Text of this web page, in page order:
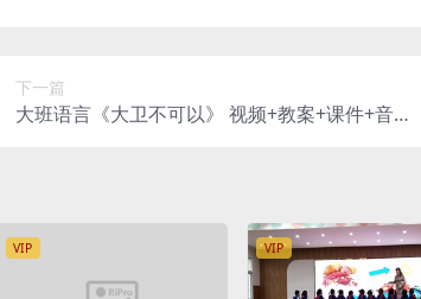
下一篇
大班语言《大卫不可以》 视频+教案+课件+音乐
VIP VIP